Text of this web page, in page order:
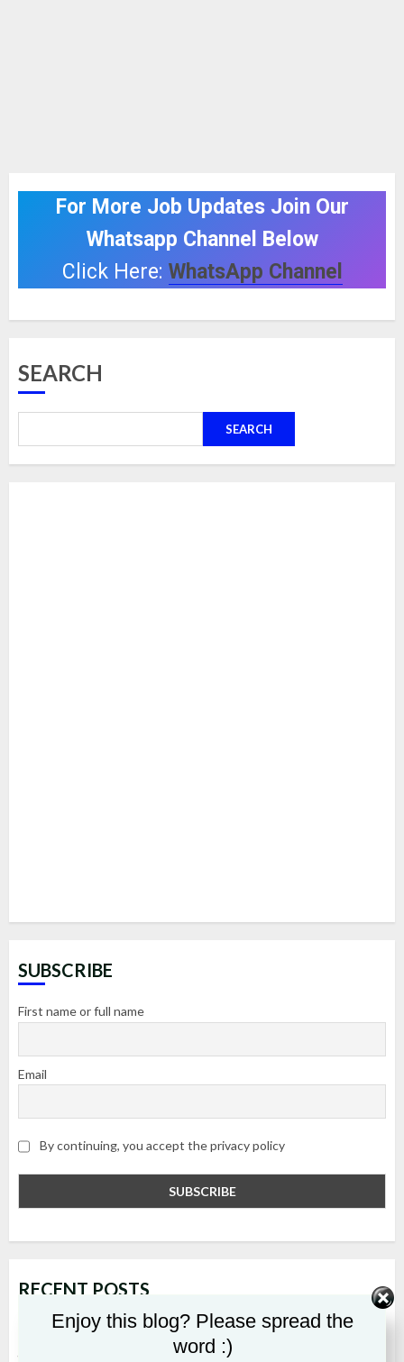
For More Job Updates Join Our
Whatsapp Channel Below
Click Here: WhatsApp Channel
SEARCH
SEARCH
SUBSCRIBE
First name or full name
Email
By continuing, you accept the privacy policy
RECENT POSTS
Aadhaar Card Name Correction : ఆధార్ కార్డులో మూడోసారి
Enjoy this blog? Please spread the
word :)